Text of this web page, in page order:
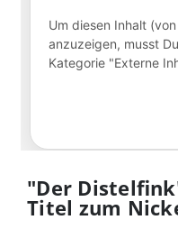
"Der
Titel zum